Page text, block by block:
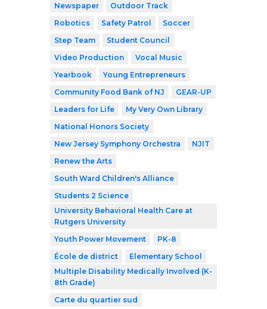
Newspaper
Outdoor Track
Robotics
Safety Patrol
Soccer
Step Team
Student Council
Video Production
Vocal Music
Yearbook
Young Entrepreneurs
Community Food Bank of NJ
GEAR-UP
Leaders for Life
My Very Own Library
National Honors Society
New Jersey Symphony Orchestra
NJIT
Renew the Arts
South Ward Children's Alliance
Students 2 Science
University Behavioral Health Care at
Rutgers University
Youth Power Movement
PK-8
École de district
Elementary School
Multiple Disability Medically Involved (K-
8th Grade)
Carte du quartier sud